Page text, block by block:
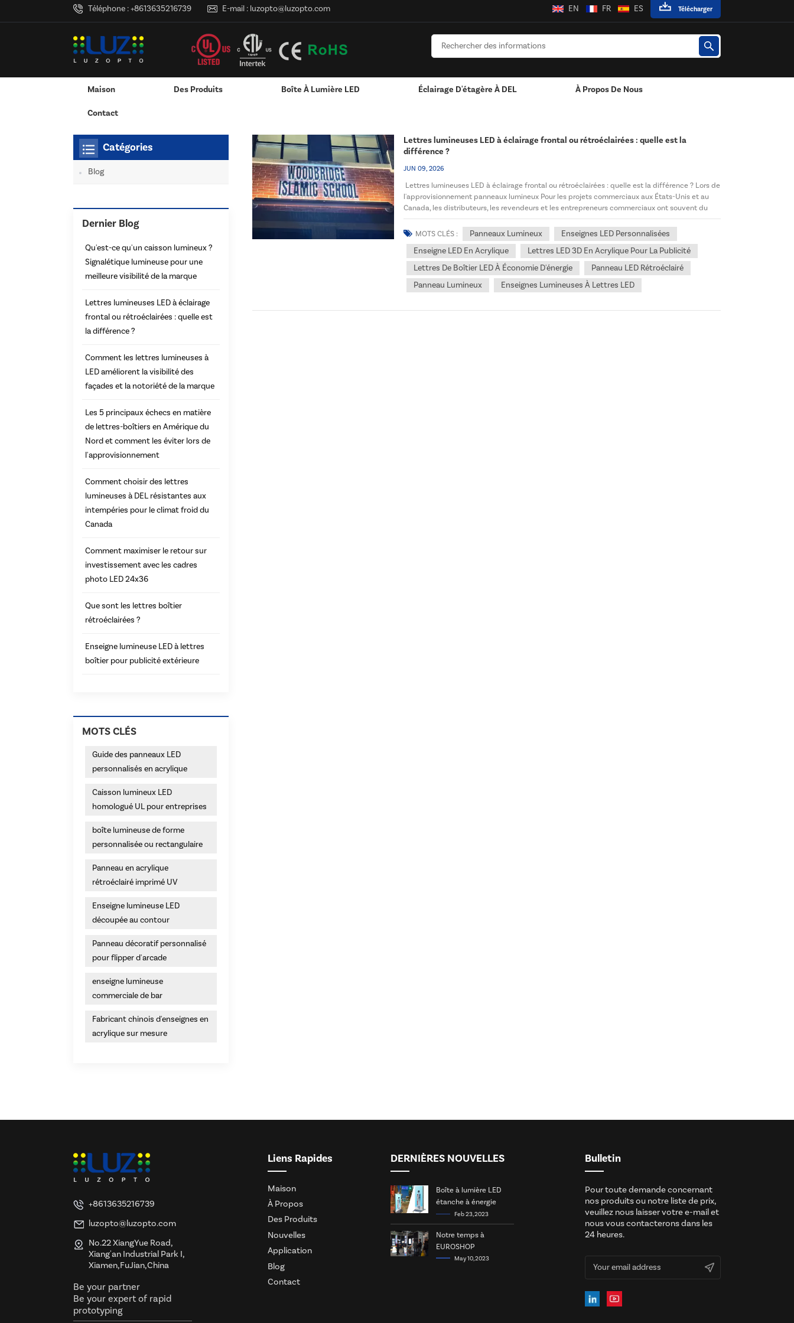
Téléphone :+8613635216739 E-mail : luzopto@luzopto.com Télécharger
EN FR ES
Maison Des Produits Boîte À Lumière LED Éclairage D'étagère À DEL À Propos De Nous
Contact
Lettres lumineuses LED à éclairage frontal ou rétroéclairées : quelle est la
différence ?
JUN 09, 2026
Lettres lumineuses LED à éclairage frontal ou rétroéclairées : quelle est la différence ? Lors de
l'approvisionnement panneaux lumineux Pour les projets commerciaux aux États-Unis et au
Canada, les distributeurs, les revendeurs et les entrepreneurs commerciaux ont souvent du
mal à faire la distinct...
MOTS CLÉS :
Panneaux Lumineux
Enseignes LED Personnalisées
Enseigne LED En Acrylique
Lettres LED 3D En Acrylique Pour La Publicité
Lettres De Boîtier LED À Économie D'énergie
Panneau LED Rétroéclairé
Panneau Lumineux
Enseignes Lumineuses À Lettres LED
Catégories
Blog
Dernier Blog
Qu'est-ce qu'un caisson lumineux ?
Signalétique lumineuse pour une
meilleure visibilité de la marque
Lettres lumineuses LED à éclairage
frontal ou rétroéclairées : quelle est
la différence ?
Comment les lettres lumineuses à
LED améliorent la visibilité des
façades et la notoriété de la marque
Les 5 principaux échecs en matière
de lettres-boîtiers en Amérique du
Nord et comment les éviter lors de
l'approvisionnement
Comment choisir des lettres
lumineuses à DEL résistantes aux
intempéries pour le climat froid du
Canada
Comment maximiser le retour sur
investissement avec les cadres
photo LED 24x36
Que sont les lettres boîtier
rétroéclairées ?
Enseigne lumineuse LED à lettres
boîtier pour publicité extérieure
MOTS CLÉS
Guide des panneaux LED
personnalisés en acrylique
Caisson lumineux LED
homologué UL pour entreprises
boîte lumineuse de forme
personnalisée ou rectangulaire
Panneau en acrylique
rétroéclairé imprimé UV
Enseigne lumineuse LED
découpée au contour
Panneau décoratif personnalisé
pour flipper d'arcade
enseigne lumineuse
commerciale de bar
Fabricant chinois d'enseignes en
acrylique sur mesure
+8613635216739
luzopto@luzopto.com
No.22 XiangYue Road,
Xiang'an Industrial Park I,
Xiamen,FuJian,China
Be your partner
Be your expert of rapid
prototyping
Liens Rapides
Maison
À Propos
Des Produits
Nouvelles
Application
Blog
Contact
DERNIÈRES NOUVELLES
Boîte à lumière LED
étanche à énergie
solaireFeb 23, 2023
Notre temps à
EUROSHOP
May 10, 2023
Bulletin
Pour toute demande concernant
nos produits ou notre liste de prix,
veuillez nous laisser votre e-mail et
nous vous contacterons dans les
24 heures.